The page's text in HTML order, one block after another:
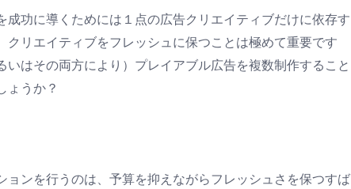
成功に導くためには１点の広告クリエイティブだけに依存す
クリエイティブをフレッシュに保つことは極めて重要です
いはその両方により）プレイアブル広告を複数制作すること
ょうか？
ョンを行うのは、予算を抑えながらフレッシュさを保つすば